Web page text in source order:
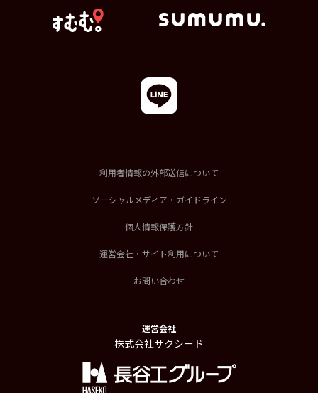
利用者情報の外部送信について
ソーシャルメディア・ガイドライン
個人情報保護方針
運営会社・サイト利用について
お問い合わせ
運営会社
株式会社サクシード